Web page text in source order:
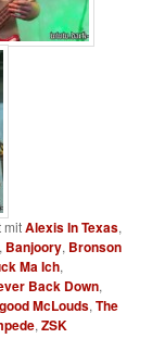
mitAlexis In Texas,
, Banjoory, Bronson
Ma Ich,
Back Down,
McLouds,The
,ZSK